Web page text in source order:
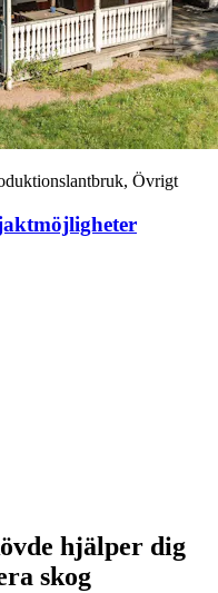
Övrigt
hjälper dig
skog